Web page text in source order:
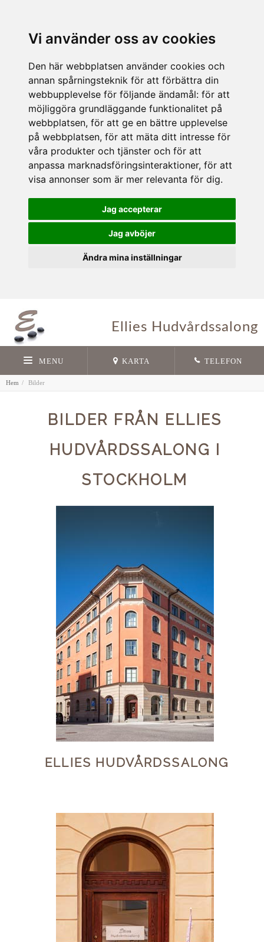
Vi använder oss av cookies
Den här webbplatsen använder cookies och
annan spårningsteknik för att förbättra din
webbupplevelse för följande ändamål: för att
möjliggöra grundläggande funktionalitet på
webbplatsen, för att ge en bättre upplevelse
på webbplatsen, för att mäta ditt intresse för
våra produkter och tjänster och för att
anpassa marknadsföringsinteraktioner, för att
visa annonser som är mer relevanta för dig.
Jag accepterar
Jag avböjer
Ändra mina inställningar
Ellies Hudvårdssalong
MENU KARTA TELEFON
Hem Bilder
BILDER FRÅN ELLIES
HUDVÅRDSSALONG I
STOCKHOLM
ELLIES HUDVÅRDSSALONG